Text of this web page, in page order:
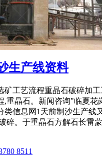
生产线资料
矿工艺流程重晶石破碎加
,重晶石。新闻咨询"临夏花
类信息网1天前制沙生产线
碎。于重晶石方解石长雷
8511